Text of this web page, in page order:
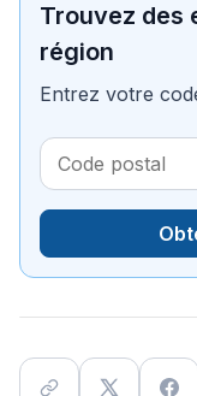
Trouvez des
région
Entrez votre